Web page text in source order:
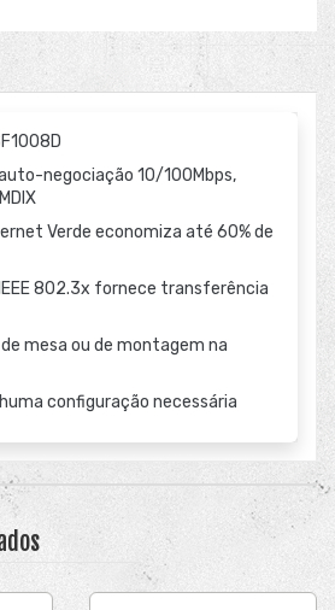
negociação 10/100Mbps,
Verde economiza até 60% de
802.3x fornece transferência
mesa ou de montagem na
configuração necessária